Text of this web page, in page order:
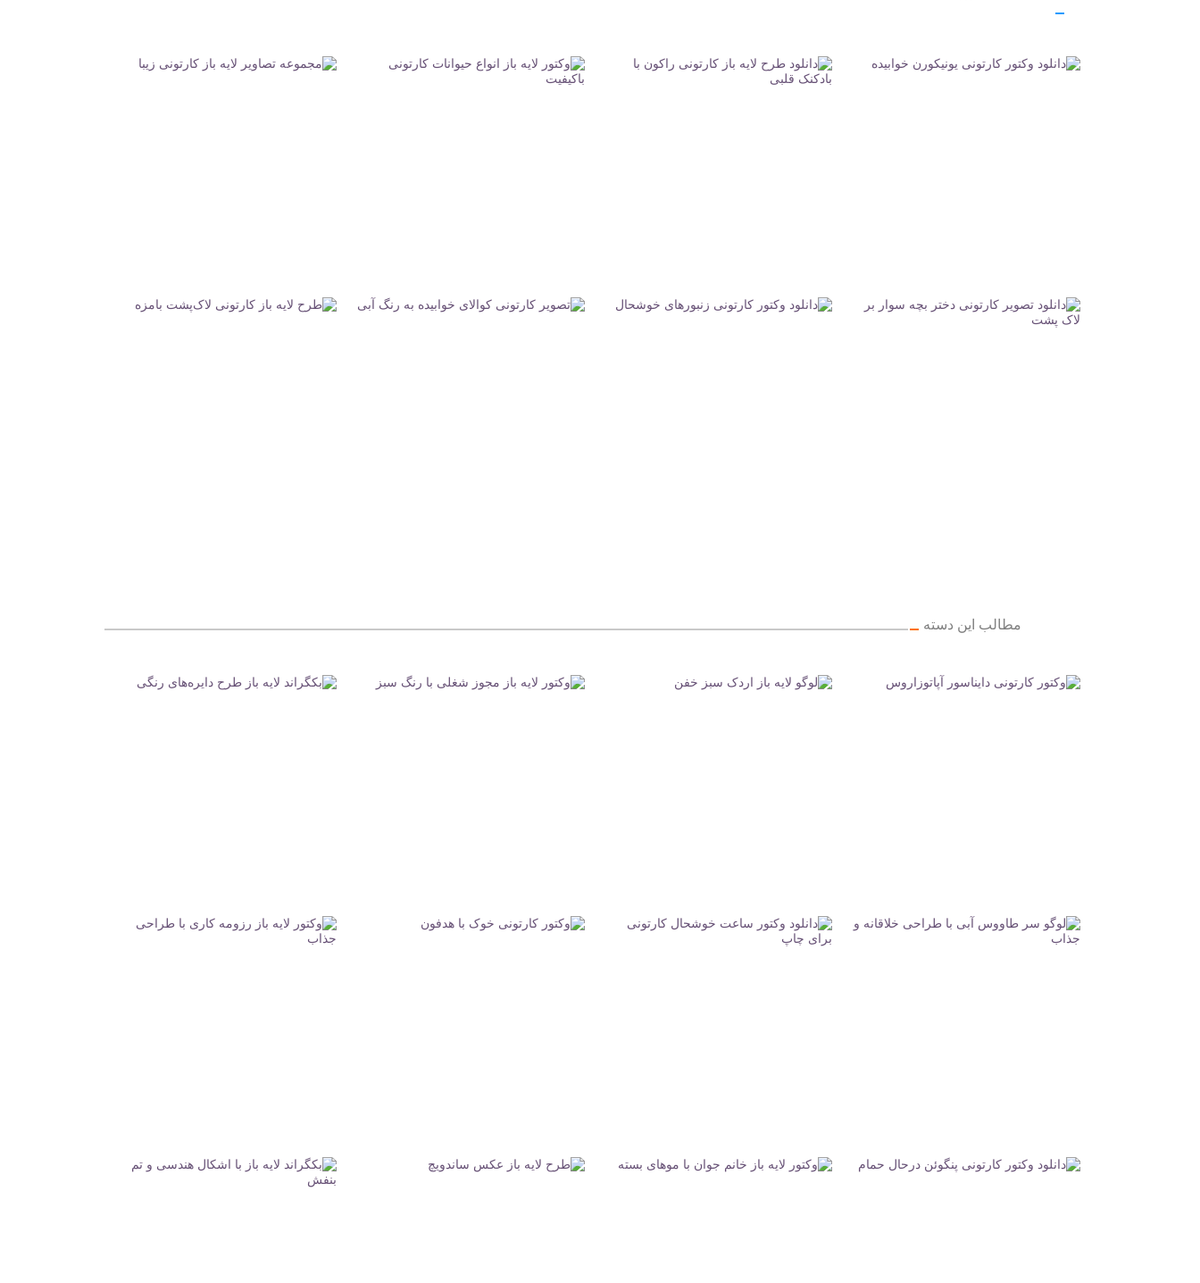
مطالب این دسته